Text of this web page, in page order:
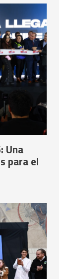
Una
para el